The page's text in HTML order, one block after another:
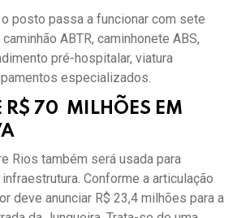
posto passa a funcionar com sete
ABTR, caminhonete ABS,
pré-hospitalar, viatura
especializados.
R$ 70 MILHÕES EM
Rios também será usada para
Conforme a articulação
deve anunciar R$ 23,4 milhões para a